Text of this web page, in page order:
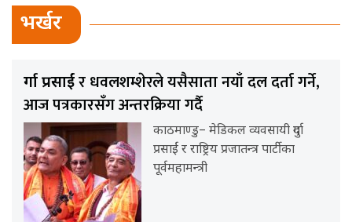
भर्खर
दुर्गा प्रसाईंर धवलशम्शेरले यसैसाता नयाँ दल दर्ता गर्ने,
आज पत्रकारसँग अन्तरक्रिया गर्दै
काठमाण्डु– मेडिकल व्यवसायी दुर्गा
प्रसाईं र राष्ट्रिय प्रजातन्त्र पार्टीका
पूर्वमहामन्त्री